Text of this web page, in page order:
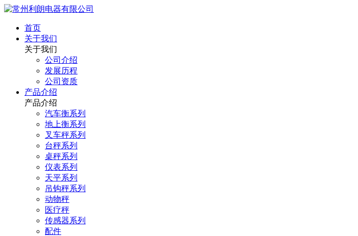
首页
关于我们
关于我们
公司介绍
发展历程
公司资质
产品介绍
产品介绍
汽车衡系列
地上衡系列
叉车秤系列
台秤系列
桌秤系列
仪表系列
天平系列
吊钩秤系列
动物秤
医疗秤
传感器系列
配件